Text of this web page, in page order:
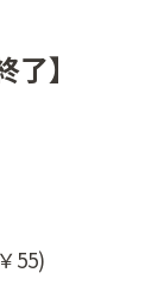
】
55)